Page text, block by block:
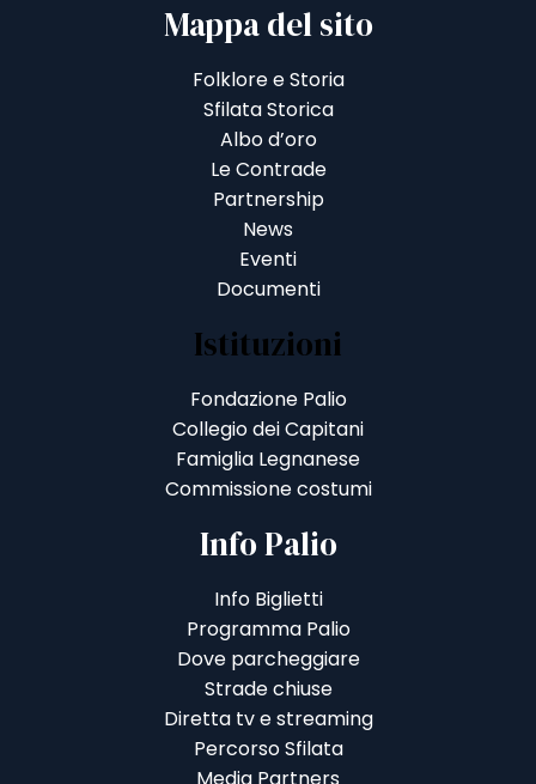
Mappa del sito
Folklore e Storia
Sfilata Storica
Albo d’oro
Le Contrade
Partnership
News
Eventi
Documenti
Istituzioni
Fondazione Palio
Collegio dei Capitani
Famiglia Legnanese
Commissione costumi
Info Palio
Info Biglietti
Programma Palio
Dove parcheggiare
Strade chiuse
Diretta tv e streaming
Percorso Sfilata